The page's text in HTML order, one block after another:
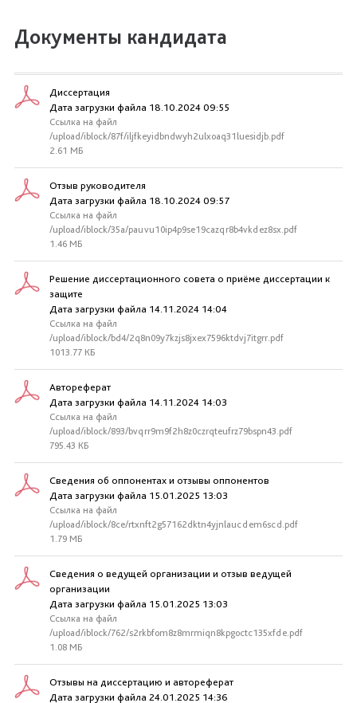
Документы кандидата
Диссертация
Дата загрузки файла 18.10.2024 09:55
Ссылка на файл
/upload/iblock/87f/iljfkeyidbndwyh2ulxoaq31luesidjb.pdf
2.61 МБ
Отзыв руководителя
Дата загрузки файла 18.10.2024 09:57
Ссылка на файл
/upload/iblock/35a/pauvu10ip4p9se19cazqr8b4vkdez8sx.pdf
1.46 МБ
Решение диссертационного совета о приёме диссертации к
защите
Дата загрузки файла 14.11.2024 14:04
Ссылка на файл
/upload/iblock/bd4/2q8n09y7kzjs8jxex7596ktdvj7itgrr.pdf
1013.77 КБ
Автореферат
Дата загрузки файла 14.11.2024 14:03
Ссылка на файл
/upload/iblock/893/bvqrr9m9f2h8z0czrqteufrz79bspn43.pdf
795.43 КБ
Сведения об оппонентах и отзывы оппонентов
Дата загрузки файла 15.01.2025 13:03
Ссылка на файл
/upload/iblock/8ce/rtxnft2g57162dktn4yjnlaucdem6scd.pdf
1.79 МБ
Сведения о ведущей организации и отзыв ведущей
организации
Дата загрузки файла 15.01.2025 13:03
Ссылка на файл
/upload/iblock/762/s2rkbfom8z8mrmiqn8kpgoctc135xfde.pdf
1.08 МБ
Отзывы на диссертацию и автореферат
Дата загрузки файла 24.01.2025 14:36